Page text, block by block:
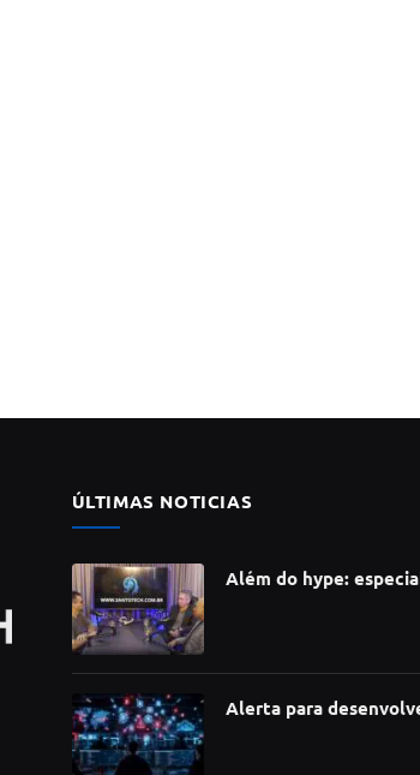
ÚLTIMAS NOTICIAS
Além do hype:
Alerta para